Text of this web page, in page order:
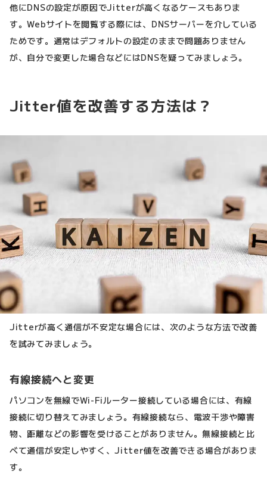
他にDNSの設定が原因でJitterが高くなるケースもありま
す。Webサイトを閲覧する際には、DNSサーバーを介している
ためです。通常はデフォルトの設定のままで問題ありません
が、自分で変更した場合などにはDNSを疑ってみましょう。
Jitter値を改善する方法は？
Jitterが高く通信が不安定な場合には、次のような方法で改善
を試みてみましょう。
有線接続へと変更
パソコンを無線でWi-Fiルーター接続している場合には、有線
接続に切り替えてみましょう。有線接続なら、電波干渉や障害
物、距離などの影響を受けることがありません。無線接続と比
べて通信が安定しやすく、Jitter値を改善できる場合がありま
す。